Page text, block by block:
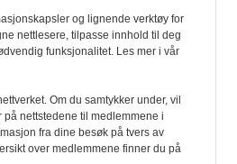
hvor lang tid
er også hva fienden
med utviklingen av
på ukrainsk
også en utvikling
den russiske.
og lignende verktøy for
nettlesere, tilpasse innhold til deg
funksjonalitet. Les mer i vår
Om du samtykker under, vil
nettstedene til medlemmene i
fra dine besøk på tvers av
over medlemmene finner du på